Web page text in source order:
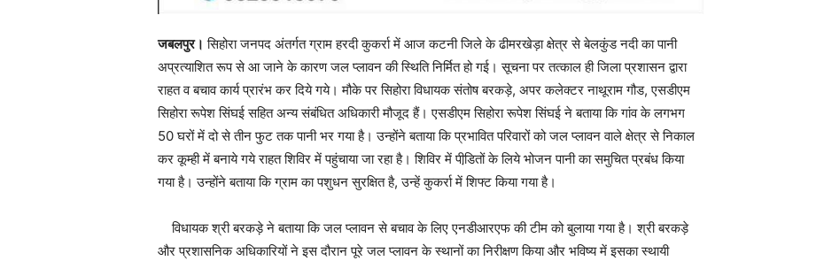
जबलपुर। सिहोरा जनपद अंतर्गत ग्राम हरदी कुकर्रा में आज कटनी जिले के ढीमरखेड़ा क्षेत्र से बेलकुंड नदी का पानी
अप्रत्‍याशित रूप से आ जाने के कारण जल प्‍लावन की स्थिति निर्मित हो गई। सूचना पर तत्‍काल ही जिला प्रशासन द्वारा
राहत व बचाव कार्य प्रारंभ कर दिये गये। मौके पर सिहोरा विधायक संतोष बरकड़े, अपर कलेक्‍टर नाथूराम गौड, एसडीएम
सिहोरा रूपेश सिंघई सहित अन्‍य संबंधित अधिकारी मौजूद हैं। एसडीएम सिहोरा रूपेश सिंघई ने बताया कि गांव के लगभग
50 घरों में दो से तीन फुट तक पानी भर गया है। उन्‍होंने बताया कि प्रभावित परिवारों को जल प्‍लावन वाले क्षेत्र से निकाल
कर कूम्‍ही में बनाये गये राहत शिविर में पहुंचाया जा रहा है। शिविर में पीडि़तों के लिये भोजन पानी का समुचित प्रबंध किया
गया है। उन्‍होंने बताया कि ग्राम का पशुधन सुरक्षित है, उन्‍हें कुकर्रा में शिफ्ट किया गया है।
विधायक श्री बरकड़े ने बताया कि जल प्‍लावन से बचाव के लिए एनडीआरएफ की टीम को बुलाया गया है। श्री बरकड़े
और प्रशासनिक अधिकारियों ने इस दौरान पूरे जल प्‍लावन के स्‍थानों का निरीक्षण किया और भविष्‍य में इसका स्‍थायी